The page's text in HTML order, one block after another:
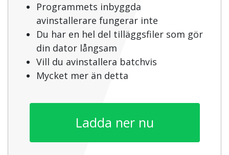
Programmets inbyggda
avinstallerare fungerar inte
Du har en hel del tilläggsfiler som gör
din dator långsam
Vill du avinstallera batchvis
Mycket mer än detta
Ladda ner nu